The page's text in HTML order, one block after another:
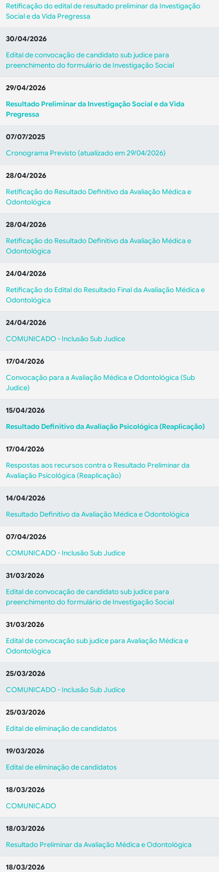
Retificação do edital de resultado preliminar da Investigação
Social e da Vida Pregressa
30/04/2026
Edital de convocação de candidato sub judice para
preenchimento do formulário de Investigação Social
29/04/2026
Resultado Preliminar da Investigação Social e da Vida
Pregressa
07/07/2025
Cronograma Previsto (atualizado em 29/04/2026)
28/04/2026
Retificação do Resultado Definitivo da Avaliação Médica e
Odontológica
28/04/2026
Retificação do Resultado Definitivo da Avaliação Médica e
Odontológica
24/04/2026
Retificação do Edital do Resultado Final da Avaliação Médica e
Odontológica
24/04/2026
COMUNICADO - Inclusão Sub Judice
17/04/2026
Convocação para a Avaliação Médica e Odontológica (Sub
Judice)
15/04/2026
Resultado Definitivo da Avaliação Psicológica (Reaplicação)
17/04/2026
Respostas aos recursos contra o Resultado Preliminar da
Avaliação Psicológica (Reaplicação)
14/04/2026
Resultado Definitivo da Avaliação Médica e Odontológica
07/04/2026
COMUNICADO - Inclusão Sub Judice
31/03/2026
Edital de convocação de candidato sub judice para
preenchimento do formulário de Investigação Social
31/03/2026
Edital de convocação sub judice para Avaliação Médica e
Odontológica
25/03/2026
COMUNICADO - Inclusão Sub Judice
25/03/2026
Edital de eliminação de candidatos
19/03/2026
Edital de eliminação de candidatos
18/03/2026
COMUNICADO
18/03/2026
Resultado Preliminar da Avaliação Médica e Odontológica
18/03/2026